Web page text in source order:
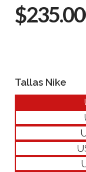
Tallas Nike